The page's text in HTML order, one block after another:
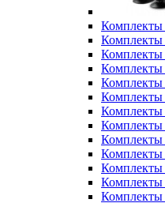
Комплекты
Комплекты
Комплекты
Комплекты
Комплекты
Комплекты
Комплекты
Комплекты
Комплекты
Комплекты
Комплекты
Комплекты
Комплекты